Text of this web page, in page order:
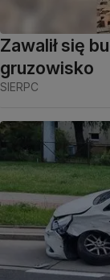
Zawalił się
gruzowisko
SIERPC